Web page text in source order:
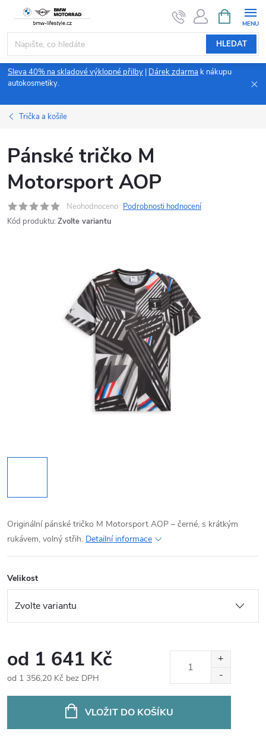
obsah
HLEDAT
NÁKUPNÍ
KOŠÍK
Sleva 40% na skladové výklopné přilby Dárek zdarma k nákupu
autokosmetiky.
Trička a košile
Pánské tričko M
Motorsport AOP
Neohodnoceno Podrobnosti hodnocení
Kód produktu: Zvolte variantu
Originální pánské tričko M Motorsport AOP – černé, s krátkým
rukávem, volný střih. Detailní informace
Velikost
od 1 641 Kč
od 1 356,20 Kč bez DPH
VLOŽIT DO KOŠÍKU